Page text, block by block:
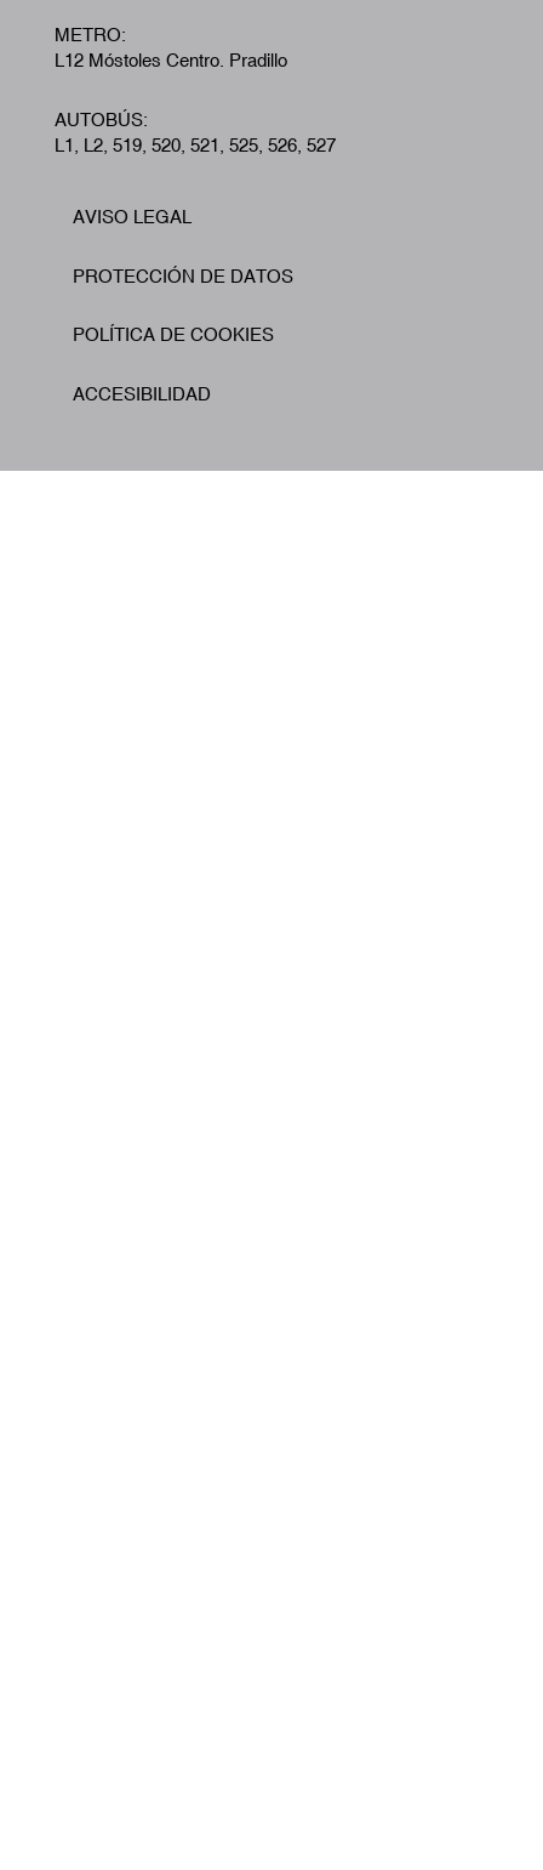
METRO:
L12 Móstoles Centro. Pradillo
AUTOBÚS:
L1, L2, 519, 520, 521, 525, 526, 527
Footer
AVISO LEGAL
PROTECCIÓN DE DATOS
POLÍTICA DE COOKIES
ACCESIBILIDAD